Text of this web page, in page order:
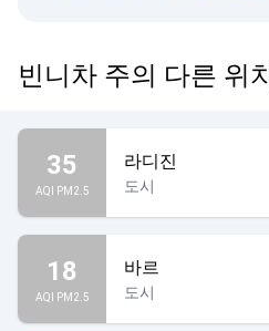
빈니차 주의 다른 위치
35
AQI PM2.5
라디진
도시
18
AQI PM2.5
바르
도시